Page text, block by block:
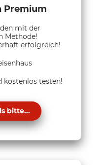
Premium
mit der
Methode!
erfolgreich!
kostenlos testen!
bitte...